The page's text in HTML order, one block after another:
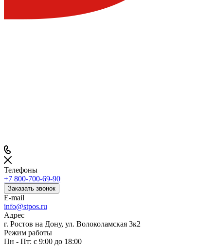
Телефоны
+7 800-700-69-90
Заказать звонок
E-mail
info@stpos.ru
Адрес
г. Ростов на Дону, ул. Волоколамская 3к2
Режим работы
Пн - Пт: с 9:00 до 18:00